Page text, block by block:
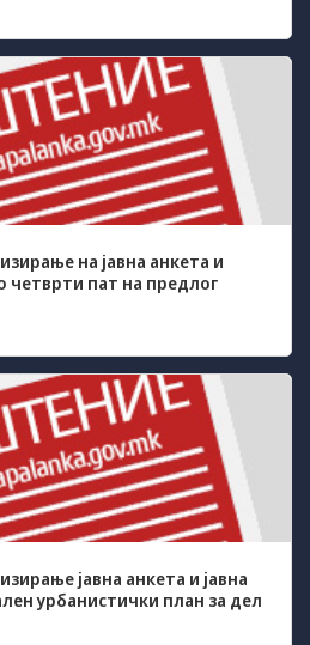
на јавна анкета и
четврти пат на предлог
јавна анкета и јавна
урбанистички план за дел
Statistics
In order for
us to
improve
the
website's
functionality
and
structure,
based on
Experience
In order for
our website
to perform
as well as
possible
visit. If you
refuse these